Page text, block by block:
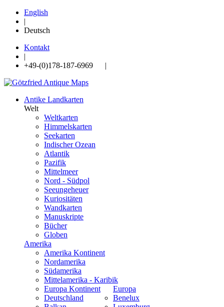
English
|
Deutsch
Kontakt
|
+49-(0)178-187-6969 |
Antike Landkarten
Welt
Weltkarten
Himmelskarten
Seekarten
Indischer Ozean
Atlantik
Pazifik
Mittelmeer
Nord - Südpol
Seeungeheuer
Kuriositäten
Wandkarten
Manuskripte
Bücher
Globen
Amerika
Amerika Kontinent
Nordamerika
Südamerika
Mittelamerika - Karibik
Europa
Europa Kontinent
Deutschland
Benelux